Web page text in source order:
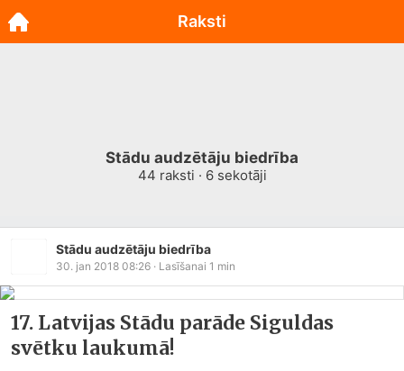
Stādu audzētāju biedrība
44 raksti · 6sekotāji
Stādu audzētāju biedrība
30. jan 2018 08:26 · Lasīšanai 1 min
17. Latvijas Stādu parāde Siguldas
svētku laukumā!
Raksti